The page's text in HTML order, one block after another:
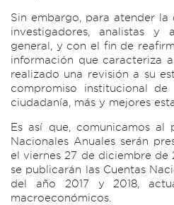
Sin embargo, para atender la
investigadores, analistas y
general, y con el fin de
información que caracteriza
realizado una revisión a su
compromiso institucional
ciudadanía, más y mejores
Es así que, comunicamos al
Nacionales Anuales serán
el viernes 27 de diciembre de
se publicarán las Cuentas
del año 2017 y 2018,
macroeconómicos.